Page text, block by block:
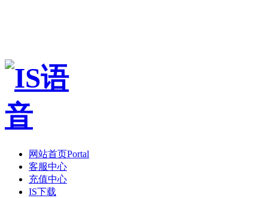
网站首页Portal
客服中心
充值中心
IS下载